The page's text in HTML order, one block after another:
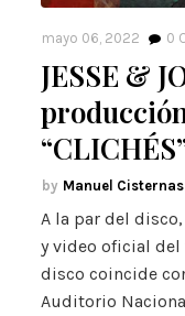
mayo 06, 2022 0
JESSE &
Manuel
A la par del
y video oficial del
disco coincide
Auditorio